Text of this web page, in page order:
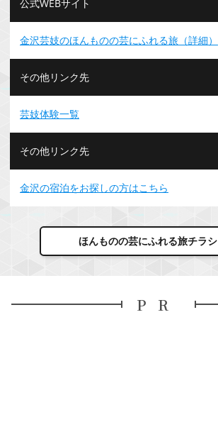
公式WEBサイト
金沢芸妓のほんものの芸にふれる旅（詳細）
その他リンク先
芸妓体験一覧
その他リンク先
金沢の宿泊をお探しの方はこちら
ほんものの芸にふれる旅チラシ
PR